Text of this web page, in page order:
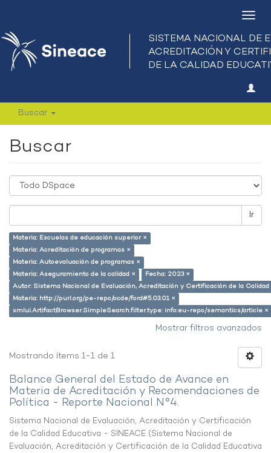
Buscar
Buscar
Ir
Materia: Escuelas de educación superior ×
Materia: Acreditación de programas ×
Materia: Autoevaluación de programas ×
Materia: Aseguramiento de la calidad ×
Fecha: 2023 ×
Autor: Sistema Nacional de Evaluación, Acreditación y Certificación de la
Materia: http://purl.org/pe-repo/ocde/ford#5.03.01 ×
xmlui.ArtifactBrowser.SimpleSearch.filter.type: info:eu-repo/semantics/article ×
Mostrar filtros avanzados
Mostrando ítems 1-1 de 1
Balance General del Estado de Avance en
Materia de Acreditación y Recomendaciones de
Política - Reporte Nacional N°4.
Sistema Nacional de Evaluación, Acreditación y Certificación
de la Calidad Educativa - SINEACE (Sistema Nacional de
Evaluación, Acreditación y Certificación de la Calidad Educativa